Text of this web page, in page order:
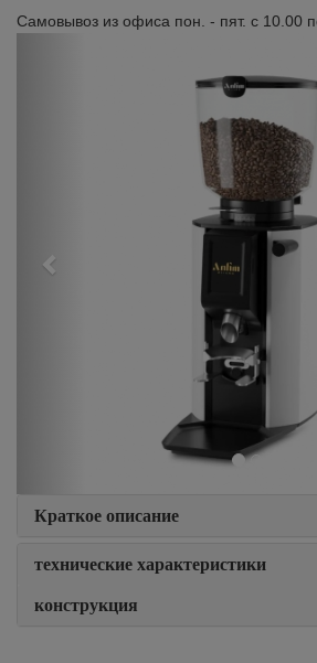
Самовывоз из офиса пон. - пят. с 10.00
Краткое описание
технические характеристики
конструкция